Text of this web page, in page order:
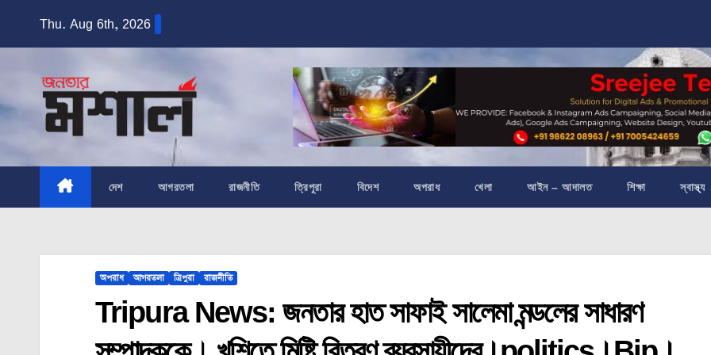
Thu. Aug 6th, 2026
দেশ আগরতলা রাজনীতি ত্রিপুরা বিদেশ অপরাধ খেলা আইন – আদালত শিক্ষা স্বাস্থ্য
অপরাধ আগরতলা ত্রিপুরা রাজনীতি
Tripura News: জনতার হাত সাফাই সালেমা মন্ডলের সাধারণ